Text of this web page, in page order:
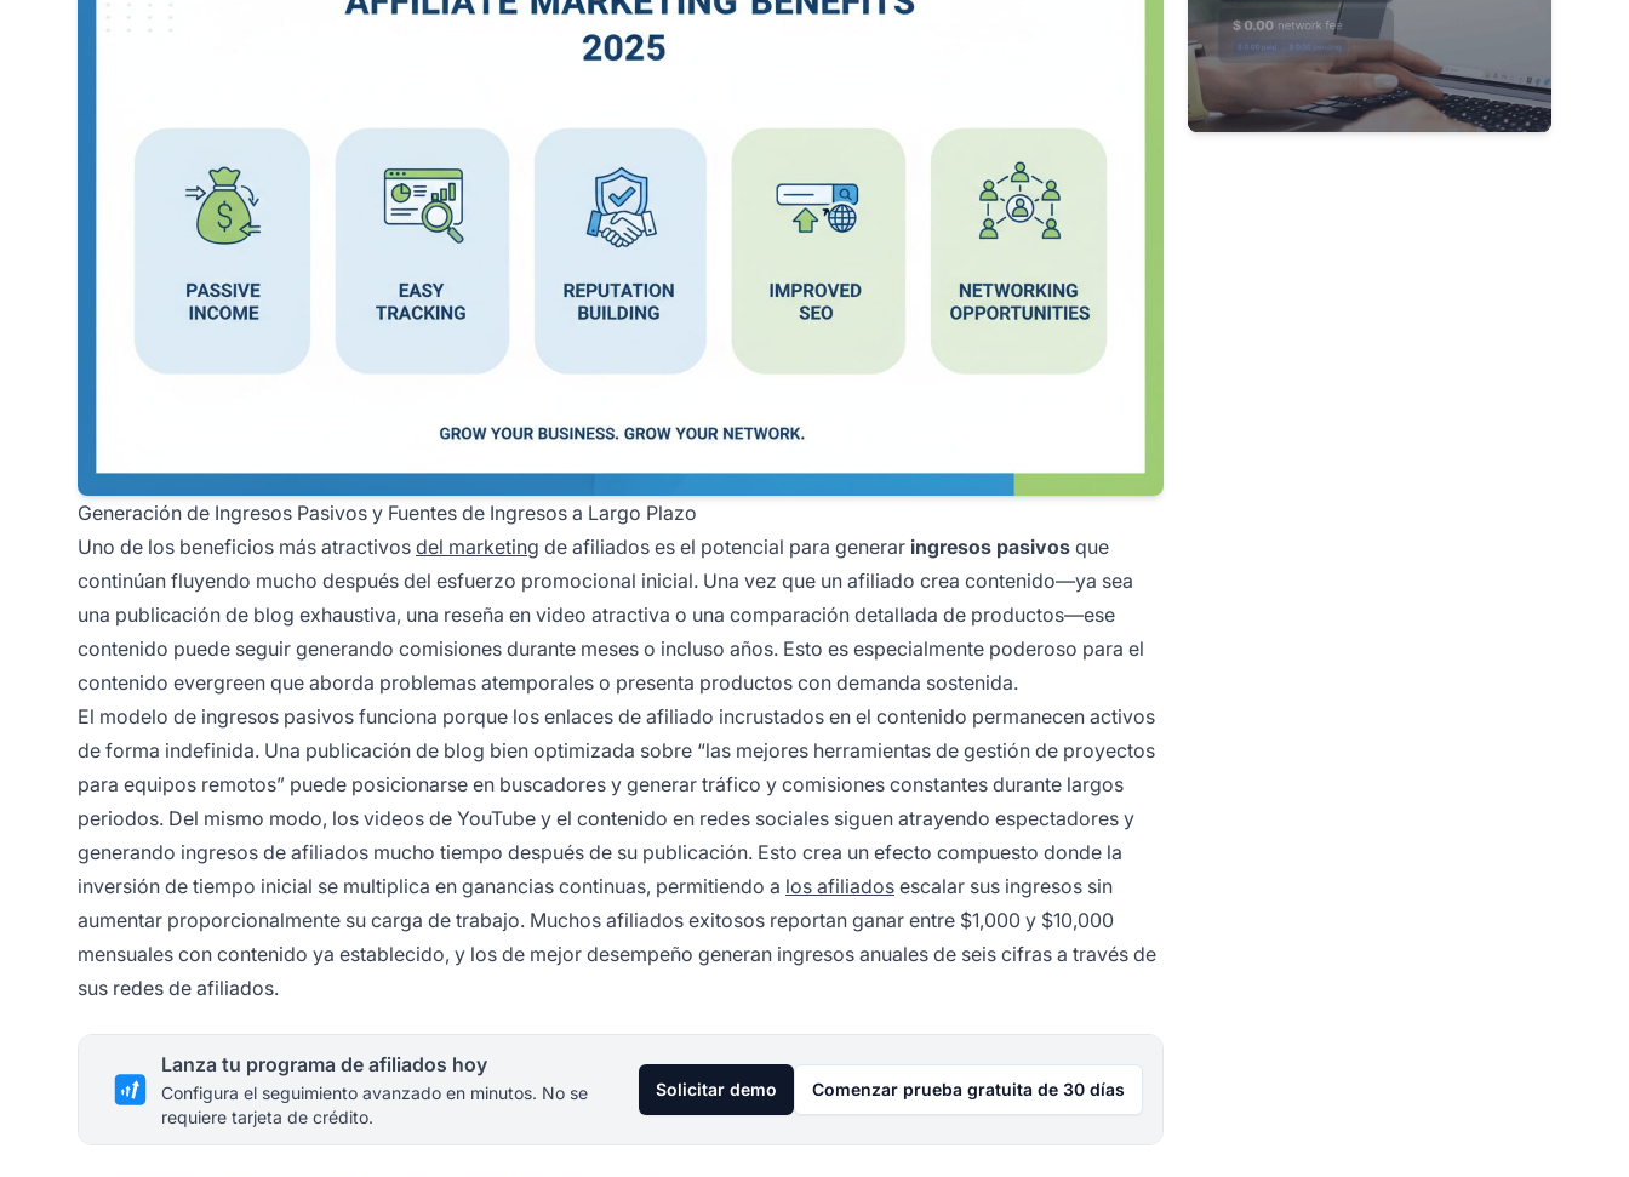
Generación de Ingresos Pasivos y Fuentes de Ingresos a Largo Plazo
Uno de los beneficios más atractivos del marketing de afiliados es el potencial para generar ingresos pasivos que
continúan fluyendo mucho después del esfuerzo promocional inicial. Una vez que un afiliado crea contenido—ya sea
una publicación de blog exhaustiva, una reseña en video atractiva o una comparación detallada de productos—ese
contenido puede seguir generando comisiones durante meses o incluso años. Esto es especialmente poderoso para el
contenido evergreen que aborda problemas atemporales o presenta productos con demanda sostenida.
El modelo de ingresos pasivos funciona porque los enlaces de afiliado incrustados en el contenido permanecen activos
de forma indefinida. Una publicación de blog bien optimizada sobre “las mejores herramientas de gestión de proyectos
para equipos remotos” puede posicionarse en buscadores y generar tráfico y comisiones constantes durante largos
periodos. Del mismo modo, los videos de YouTube y el contenido en redes sociales siguen atrayendo espectadores y
generando ingresos de afiliados mucho tiempo después de su publicación. Esto crea un efecto compuesto donde la
inversión de tiempo inicial se multiplica en ganancias continuas, permitiendo a los afiliados escalar sus ingresos sin
aumentar proporcionalmente su carga de trabajo. Muchos afiliados exitosos reportan ganar entre $1,000 y $10,000
mensuales con contenido ya establecido, y los de mejor desempeño generan ingresos anuales de seis cifras a través de
sus redes de afiliados.
Lanza tu programa de afiliados hoy
Configura el seguimiento avanzado en minutos. No se
requiere tarjeta de crédito.
Solicitar demo Comenzar prueba gratuita de 30 días